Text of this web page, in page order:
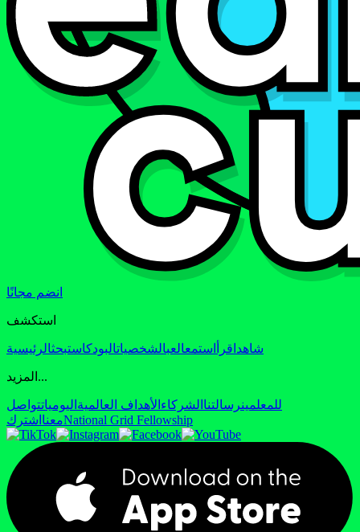
انضم مجانًا
استكشف
شاهد اقرأ استمعالعبالشخصياتالبودكاستبحثالرئيسية
المزيد...
للمعلمينرسالتنا الشركاء الأهداف العالمية اليومياتتواصل
معنا اشترك National Grid Fellowship